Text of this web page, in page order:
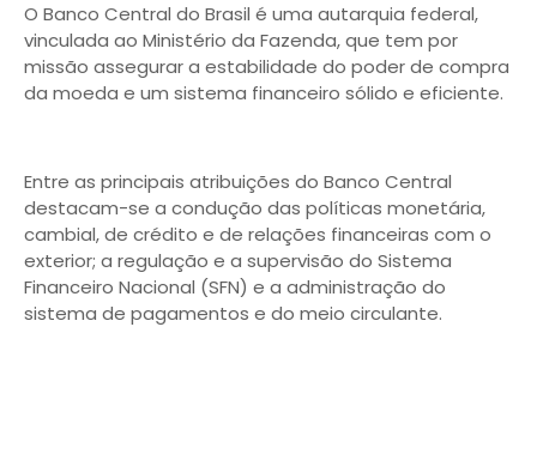
O Banco Central do Brasil é uma autarquia federal,
vinculada ao Ministério da Fazenda, que tem por
missão assegurar a estabilidade do poder de compra
da moeda e um sistema financeiro sólido e eficiente.
Entre as principais atribuições do Banco Central
destacam-se a condução das políticas monetária,
cambial, de crédito e de relações financeiras com o
exterior; a regulação e a supervisão do Sistema
Financeiro Nacional (SFN) e a administração do
sistema de pagamentos e do meio circulante.